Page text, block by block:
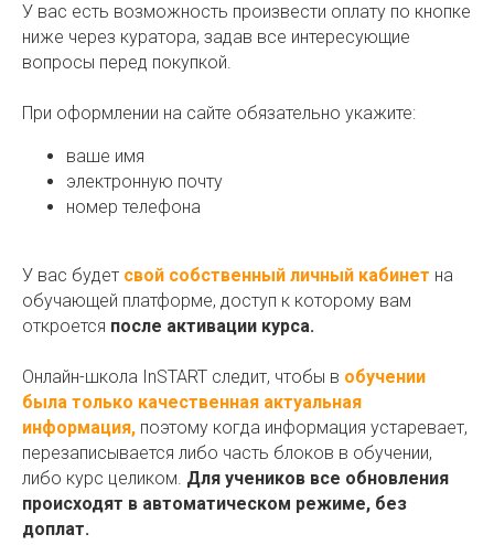
У вас есть возможность произвести оплату по кнопке
ниже через куратора, задав все интересующие
вопросы перед покупкой.
При оформлении на сайте обязательно укажите:
ваше имя
электронную почту
номер телефона
У вас будет свой собственный личный кабинет на
обучающей платформе, доступ к которому вам
откроется после активации курса.
Онлайн-школа InSTART следит, чтобы в обучении
была только качественная актуальная
информация, поэтому когда информация устаревает,
перезаписывается либо часть блоков в обучении,
либо курс целиком. Для учеников все обновления
происходят в автоматическом режиме, без
доплат.